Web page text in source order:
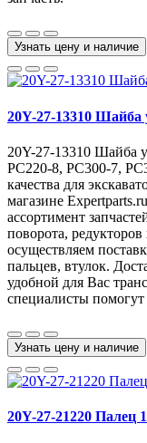
Узнать цену и наличие
20Y-27-13310 Шайба
20Y-27-13310 Шайба
PC220-8, PC300-7,
качества для
магазине
ассортимент
поворота,
осуществляем
пальцев, втулок.
удобной для Вас
специалисты
Узнать цену и наличие
20Y-27-21220 Палец